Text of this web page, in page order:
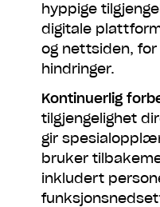
hyppige
digitale
og nettsiden, for
hindringer.
Kontinuerlig
tilgjengelighet
gir
bruker
inkludert